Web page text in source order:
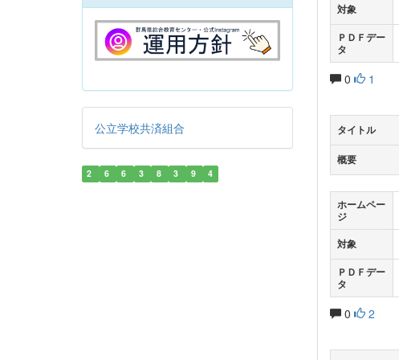
対象
ＰＤＦデー
タ
0 1
タイトル
概要
ホームペー
ジ
対象
ＰＤＦデー
タ
0 2
公立学校共済組合
2 6 6 3 8 3 9 4